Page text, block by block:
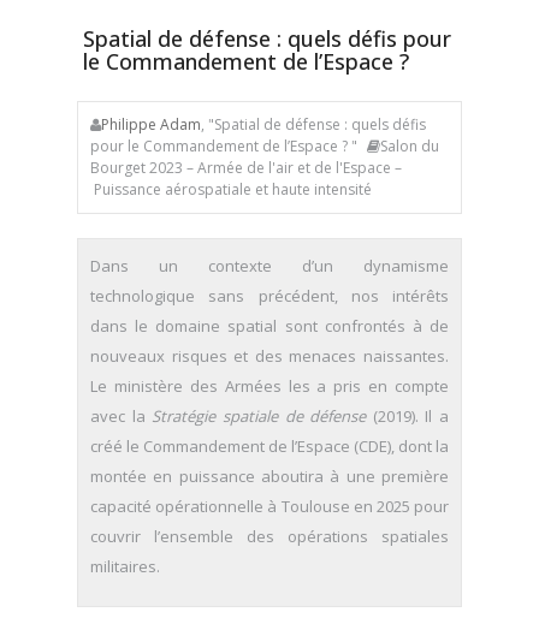
Spatial de défense : quels défis pour
le Commandement de l’Espace ?
Philippe Adam, "Spatial de défense : quels défis
pour le Commandement de l’Espace ? "
Salon du
Bourget 2023 – Armée de l'air et de l'Espace –
Puissance aérospatiale et haute intensité
Dans un contexte d’un dynamisme
technologique sans précédent, nos intérêts
dans le domaine spatial sont confrontés à de
nouveaux risques et des menaces naissantes.
Le ministère des Armées les a pris en compte
avec la Stratégie spatiale de défense(2019). Il a
créé le Commandement de l’Espace (CDE), dont la
montée en puissance aboutira à une première
capacité opérationnelle à Toulouse en 2025 pour
couvrir l’ensemble des opérations spatiales
militaires.